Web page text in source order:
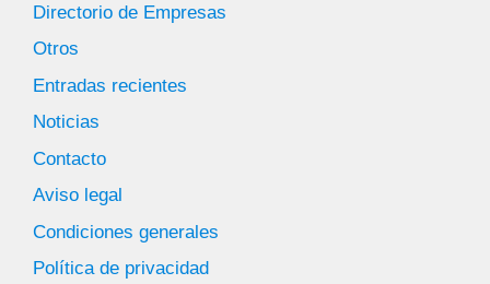
Directorio de Empresas
Otros
Entradas recientes
Noticias
Contacto
Aviso legal
Condiciones generales
Política de privacidad